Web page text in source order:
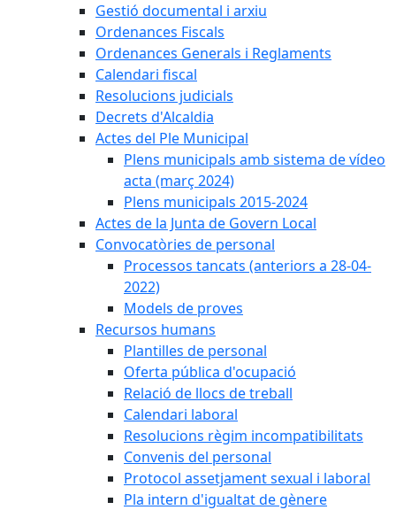
Gestió documental i arxiu
Ordenances Fiscals
Ordenances Generals i Reglaments
Calendari fiscal
Resolucions judicials
Decrets d'Alcaldia
Actes del Ple Municipal
Plens municipals amb sistema de vídeo
acta (març 2024)
Plens municipals 2015-2024
Actes de la Junta de Govern Local
Convocatòries de personal
Processos tancats (anteriors a 28-04-
2022)
Models de proves
Recursos humans
Plantilles de personal
Oferta pública d'ocupació
Relació de llocs de treball
Calendari laboral
Resolucions règim incompatibilitats
Convenis del personal
Protocol assetjament sexual i laboral
Pla intern d'igualtat de gènere